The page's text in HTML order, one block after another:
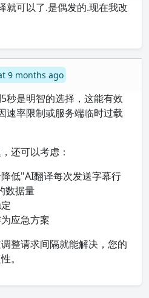
就可以了.是偶发的.现在我改
9 months ago
秒是明智的选择，这能有效
速率限制或服务端临时过载
还可以考虑：
低"AI翻译每次发送字幕行
数据量
应急方案
整请求间隔就能解决，您的
。